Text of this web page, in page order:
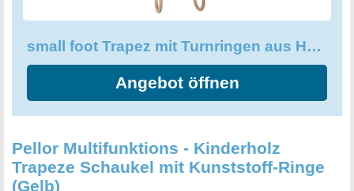
Freude an lebenswichtiger körperlicher Aktivität. Mit dem
Spiel- und Bewegungserfahrung Ihrer Liebsten um ein
Vielfaches bereichern.
small foot Trapez mit Turnringen aus Holz
Angebot öffnen
Pellor Multifunktions - Kinderholz
Trapeze Schaukel mit Kunststoff-Ringe
(Gelb)